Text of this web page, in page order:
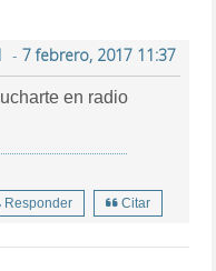
- 7 febrero, 2017 11:37
en radio
Responder Citar